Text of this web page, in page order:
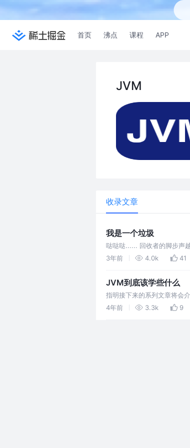
首页 沸点 课程 APP
JVM
收录文章
我是一个垃圾
哒哒哒...... 回收者的脚步声
不住的，但是多活个几毫秒
3年前 4.0k 41
JVM到底该学些什么
指明接下来的系列文章将会
4年前
3.3k 9